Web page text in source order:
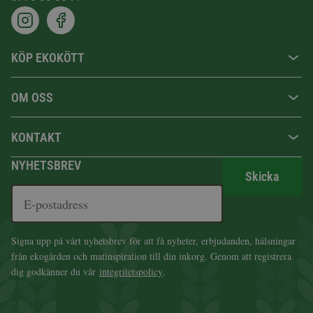
KÖP EKOKÖTT
OM OSS
KONTAKT
NYHETSBREV
Skicka
Signa upp på vårt nyhetsbrev för att få nyheter, erbjudanden, hälsningar
från ekogården och matinspiration till din inkorg. Genom att registrera
dig godkänner du vår integritetspolicy.